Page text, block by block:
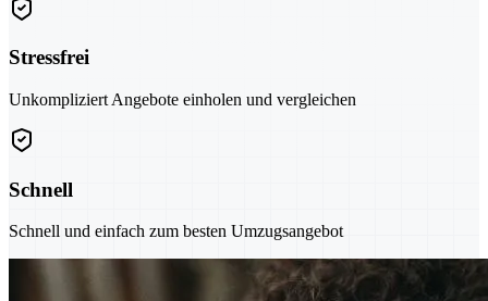
Stressfrei
Unkompliziert Angebote einholen und vergleichen
Schnell
Schnell und einfach zum besten Umzugsangebot